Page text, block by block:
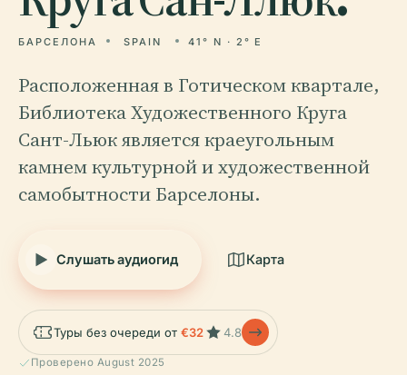
БАРСЕЛОНА SPAIN 41° N · 2° E
Расположенная в Готическом квартале,
Библиотека Художественного Круга
Сант-Льюк является краеугольным
камнем культурной и художественной
самобытности Барселоны.
Слушать аудиогид Карта
Туры без очереди от €32 4.8
Проверено August 2025